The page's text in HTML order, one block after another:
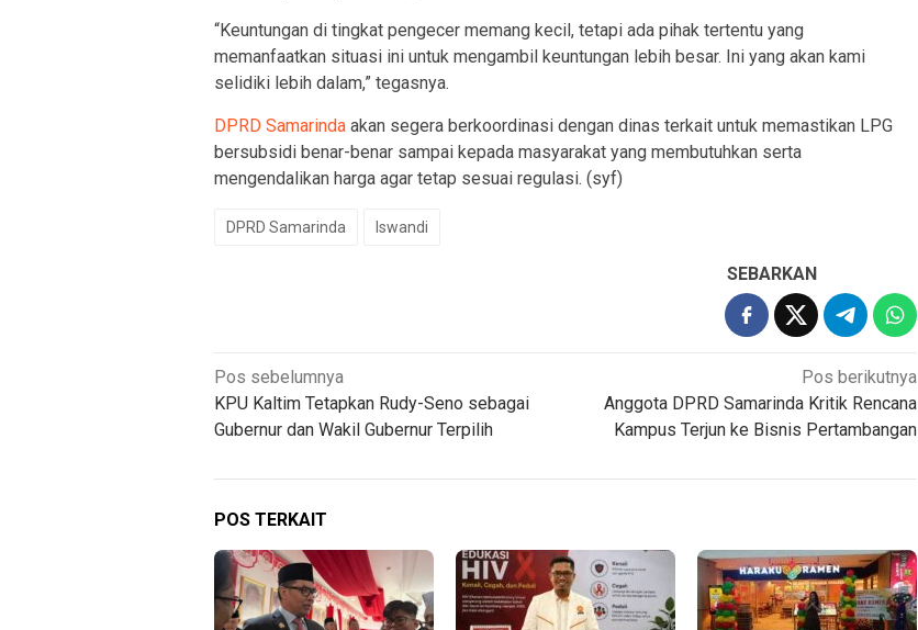
“Keuntungan di tingkat pengecer memang kecil, tetapi ada pihak tertentu yang
memanfaatkan situasi ini untuk mengambil keuntungan lebih besar. Ini yang akan kami
selidiki lebih dalam,” tegasnya.
DPRD Samarinda akan segera berkoordinasi dengan dinas terkait untuk memastikan LPG
bersubsidi benar-benar sampai kepada masyarakat yang membutuhkan serta
mengendalikan harga agar tetap sesuai regulasi. (syf)
DPRD Samarinda Iswandi
SEBARKAN
Navigasi
pos
Pos sebelumnya
KPU Kaltim Tetapkan Rudy-Seno sebagai
Gubernur dan Wakil Gubernur Terpilih
Pos berikutnya
Anggota DPRD Samarinda Kritik Rencana
Kampus Terjun ke Bisnis Pertambangan
POS TERKAIT